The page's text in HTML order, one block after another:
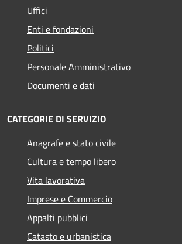
Uffici
Enti e fondazioni
Politici
Personale Amministrativo
Documenti e dati
CATEGORIE DI SERVIZIO
Anagrafe e stato civile
Cultura e tempo libero
Vita lavorativa
Imprese e Commercio
Appalti pubblici
Catasto e urbanistica